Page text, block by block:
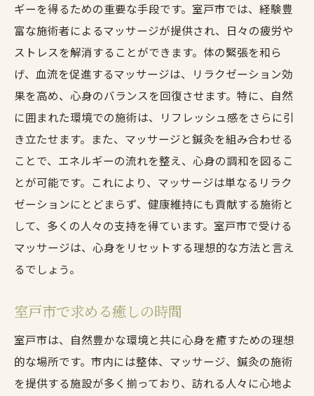
ギーを得るための重要な手段です。室戸市では、経験豊
富な施術者によるマッサージが提供され、日々の疲労や
ストレスを解消することができます。体の緊張を和ら
げ、血流を促進するマッサージは、リラクゼーション効
果を高め、心身のバランスを回復させます。特に、自然
に囲まれた環境での施術は、リフレッシュ感をさらに引
き立たせます。また、マッサージと鍼灸を組み合わせる
ことで、エネルギーの流れを整え、心身の調和を図るこ
とが可能です。これにより、マッサージは単なるリラク
ゼーションにとどまらず、健康維持にも貢献する施術と
して、多くの人々の支持を得ています。室戸市で受ける
マッサージは、心身をリセットする理想的な方法と言え
るでしょう。
室戸市で求める癒しの時間
室戸市は、自然豊かな環境と共に心身を癒すための理想
的な場所です。市内には整体、マッサージ、鍼灸の施術
を提供する施設が多く揃っており、訪れる人々に心地よ